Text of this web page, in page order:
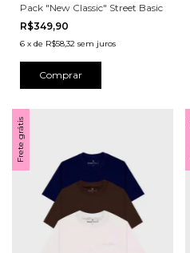
Pack "New Classic" Street Basic
R$349,90
6 x de R$58,32 sem juros
Comprar
Frete grátis